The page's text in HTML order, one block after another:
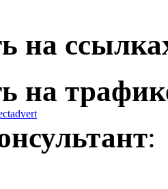
на
на
: